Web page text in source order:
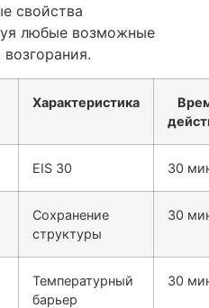
свойства
любые возможные
Характеристика
EIS 30 30
Сохранение
структуры
30
Температурный
барьер
30